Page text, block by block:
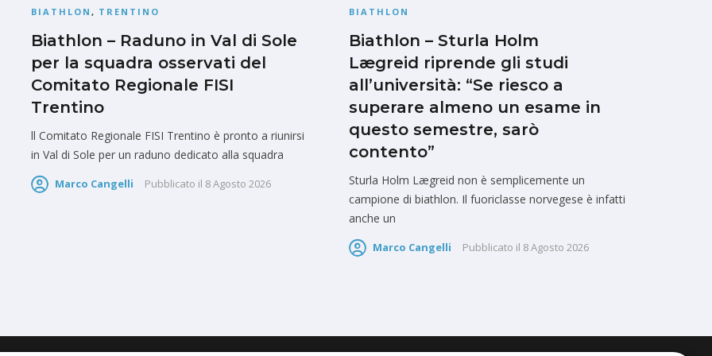
BIATHLON , TRENTINO
Biathlon – Raduno in Val di Sole
per la squadra osservati del
Comitato Regionale FISI
Trentino
ll Comitato Regionale FISI Trentino è pronto a riunirsi
in Val di Sole per un raduno dedicato alla squadra
Marco Cangelli Pubblicato il 8 Agosto 2026
BIATHLON
Biathlon – Sturla Holm
Lægreid riprende gli studi
all’università: “Se riesco a
superare almeno un esame in
questo semestre, sarò
contento”
Sturla Holm Lægreid non è semplicemente un
campione di biathlon. Il fuoriclasse norvegese è infatti
anche un
Marco Cangelli Pubblicato il 8 Agosto 2026